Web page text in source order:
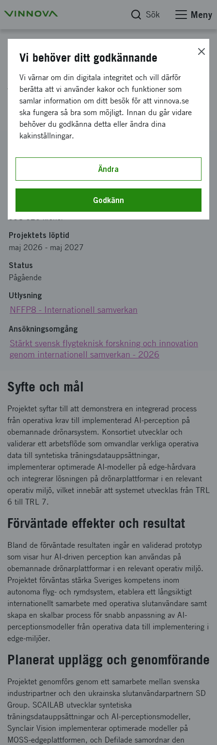
Sök Meny
Sluten loop: AI-driven
visionsintegration för
obemannade system
2026-00756
SCAILAB AB
991 025 kronor
Projektets löptid
maj 2026 - maj 2027
Status
Pågående
Utlysning
NFFP8 - Internationell samverkan
Ansökningsomgång
Stärkt svensk flygteknisk forskning och innovation
genom internationell samverkan - 2026
Syfte och mål
Projektet syftar till att demonstrera en integrerad process
från operativa krav till implementerad AI-perception på
obemannade drönarsystem. Konsortiet utvecklar och
validerar ett arbetsflöde som omvandlar verkliga operativa
data till syntetiska träningsdatauppsättningar,
implementerar optimerade AI-modeller på edge-hårdvara
och integrerar lösningen på drönarplattformar i en relevant
operativ miljö, vilket innebär att systemet utvecklas från TRL
6 till TRL 7.
Förväntade effekter och resultat
Bland de förväntade resultaten ingår en validerad prototyp
som visar hur AI-driven perception kan användas på
obemannade drönarplattformar i en relevant operativ miljö.
Projektet förväntas stärka Sveriges kompetens inom
autonoma flyg- och rymdsystem, etablera ett långsiktigt
internationellt samarbete med operativa slutanvändare samt
skapa en skalbar process för snabb anpassning av AI-
perceptionsmodeller från operativa data till implementering i
edge-miljöer.
Planerat upplägg och genomförande
Projektet genomförs genom ett samarbete mellan svenska
industripartner och den ukrainska slutanvändarpartnern SD
Group. SCAILAB utvecklar syntetiska
träningsdatauppsättningar och AI-perceptionsmodeller,
Synclair Vision implementerar optimerade modeller på
MOSS-edgeplattformen, och Defilade samordnar den
Vi behöver ditt godkännande
Vi värnar om din digitala integritet och vill därför
berätta att vi använder kakor och funktioner som
samlar information om ditt besök för att vinnova.se
ska fungera så bra som möjligt. Innan du går vidare
behöver du godkänna detta eller ändra dina
kakinställningar.
Ändra
Godkänn